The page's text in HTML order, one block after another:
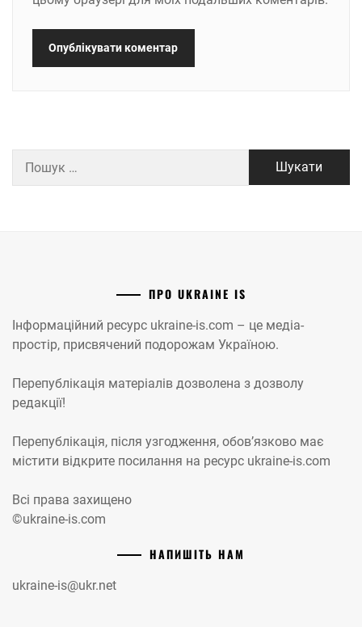
ПРО UKRAINE IS
Інформаційний ресурс ukraine-is.com – це медіа-
простір, присвячений подорожам Україною.
Перепублікація матеріалів дозволена з дозволу
редакції!
Перепублікація, після узгодження, обов’язково має
містити відкрите посилання на ресурс ukraine-is.com
Всі права захищено
©ukraine-is.com
НАПИШІТЬ НАМ
ukraine-is@ukr.net